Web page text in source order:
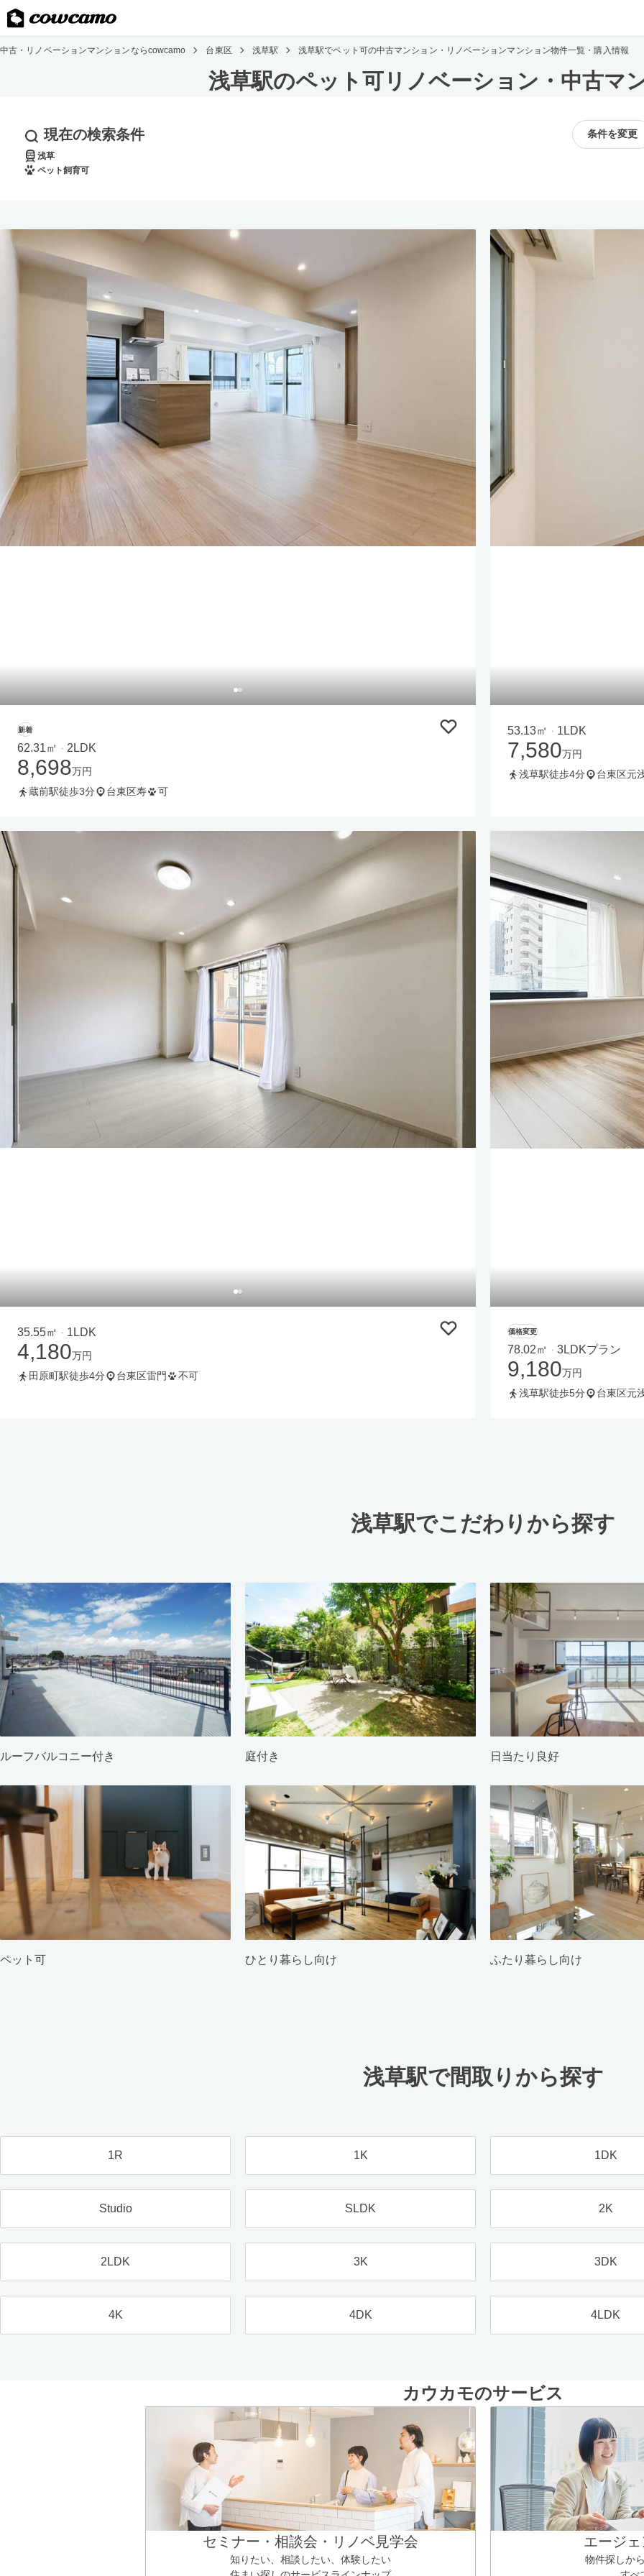
中古・リノベーションマンションならcowcamo 台東区 浅草駅 浅草駅でペット可の中古マンション・リノベーションマンション物件一覧・購入情報
浅草駅のペット可リノベーション・中古マ
現在の検索条件 条件を変更
浅草
ペット飼育可
新着
62.31㎡ ・ 2LDK
8,698万円
蔵前駅徒歩3分
台東区寿 可
53.13㎡ ・ 1LDK
7,580万円
浅草駅徒歩4分
台東区元
35.55㎡ ・ 1LDK
4,180万円
田原町駅徒歩4分
台東区雷門 不可
価格変更
78.02㎡ ・ 3LDKプラン
9,180万円
浅草駅徒歩5分
台東区元
浅草駅でこだわりから探す
ルーフバルコニー付き 庭付き 日当たり良好
ペット可 ひとり暮らし向け ふたり暮らし向け
浅草駅で間取りから探す
1R 1K 1DK
Studio SLDK 2K
2LDK 3K 3DK
4K 4DK 4LDK
カウカモのサービス
セミナー・相談会・リノベ見学会
知りたい、相談したい、体験したい
エージ
物件探しか